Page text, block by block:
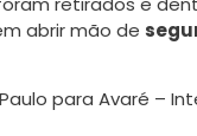
abrir mão de
para Avaré –